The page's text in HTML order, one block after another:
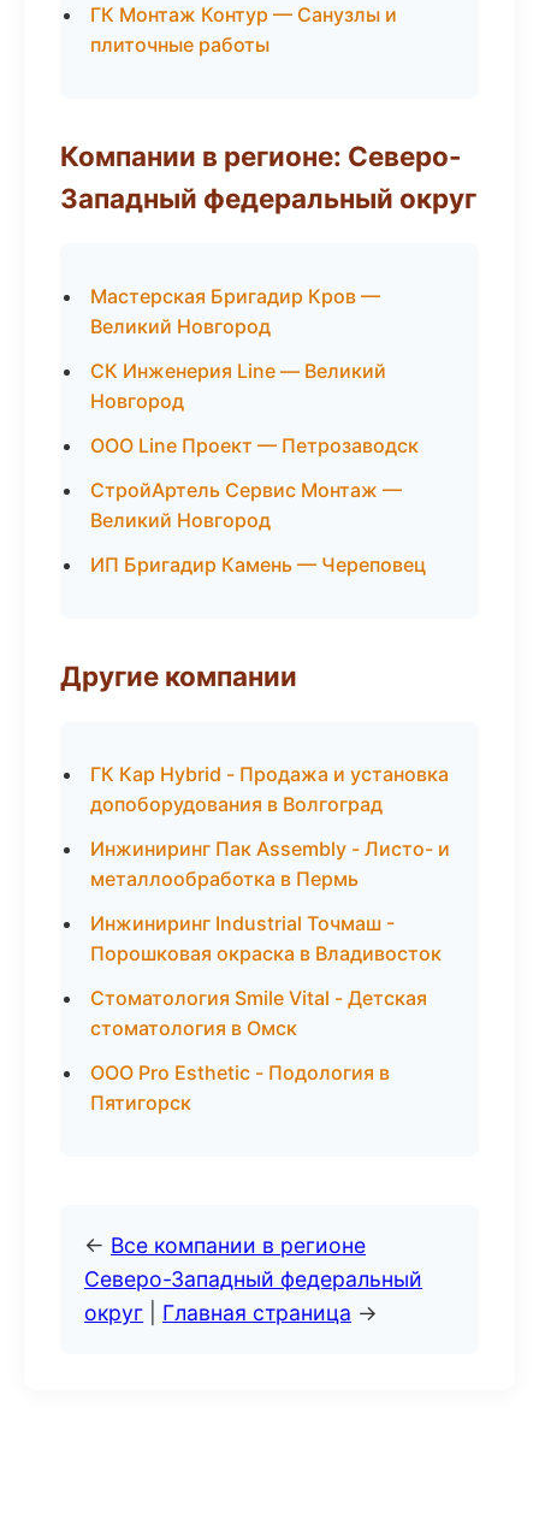
ГК Монтаж Контур — Санузлы и
плиточные работы
Компании в регионе: Северо-
Западный федеральный округ
Мастерская Бригадир Кров —
Великий Новгород
СК Инженерия Line — Великий
Новгород
ООО Line Проект — Петрозаводск
СтройАртель Сервис Монтаж —
Великий Новгород
ИП Бригадир Камень — Череповец
Другие компании
ГК Кар Hybrid - Продажа и установка
допоборудования в Волгоград
Инжиниринг Пак Assembly - Листо- и
металлообработка в Пермь
Инжиниринг Industrial Точмаш -
Порошковая окраска в Владивосток
Стоматология Smile Vital - Детская
стоматология в Омск
ООО Pro Esthetic - Подология в
Пятигорск
← Все компании в регионе
Северо-Западный федеральный
округ
Главная страница →